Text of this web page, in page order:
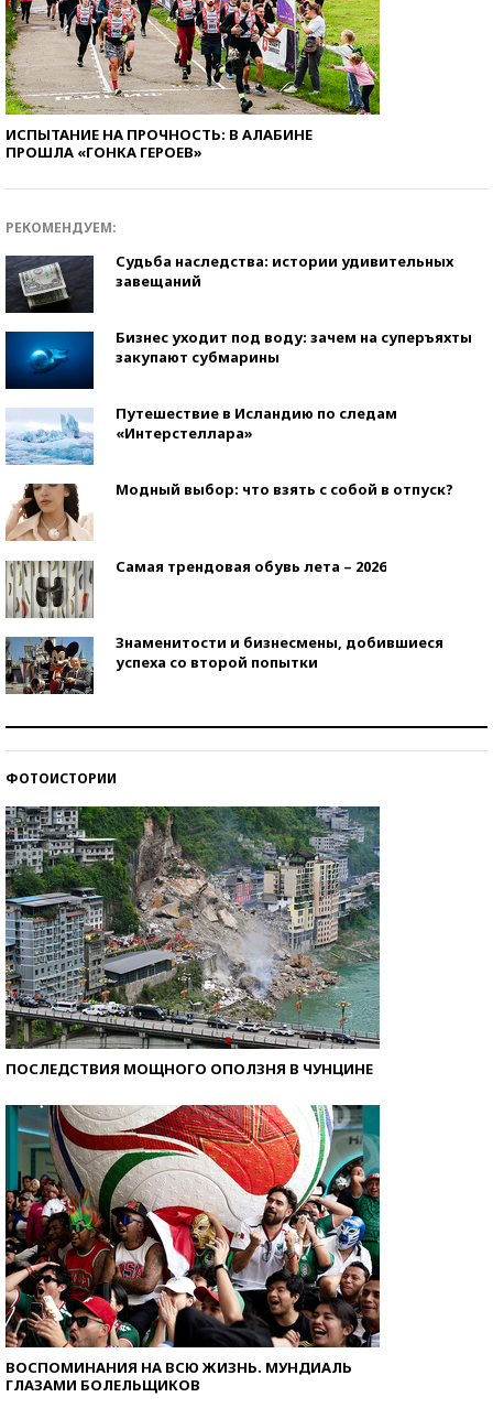
ИСПЫТАНИЕ НА ПРОЧНОСТЬ: В АЛАБИНЕ
ПРОШЛА «ГОНКА ГЕРОЕВ»
РЕКОМЕНДУЕМ:
Судьба наследства: истории удивительных
завещаний
Бизнес уходит под воду: зачем на суперъяхты
закупают субмарины
Путешествие в Исландию по следам
«Интерстеллара»
Модный выбор: что взять с собой в отпуск?
Самая трендовая обувь лета – 2026
Знаменитости и бизнесмены, добившиеся
успеха со второй попытки
ФОТОИСТОРИИ
ПОСЛЕДСТВИЯ МОЩНОГО ОПОЛЗНЯ В ЧУНЦИНЕ
ВОСПОМИНАНИЯ НА ВСЮ ЖИЗНЬ. МУНДИАЛЬ
ГЛАЗАМИ БОЛЕЛЬЩИКОВ